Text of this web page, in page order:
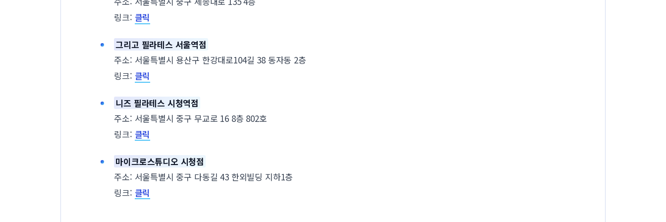
링크: 클릭
그리고 필라테스 서울역점
주소: 서울특별시 용산구 한강대로104길 38 동자동 2층
링크: 클릭
니즈 필라테스 시청역점
주소: 서울특별시 중구 무교로 16 8층 802호
링크: 클릭
마이크로스튜디오 시청점
주소: 서울특별시 중구 다동길 43 한외빌딩 지하1층
링크: 클릭